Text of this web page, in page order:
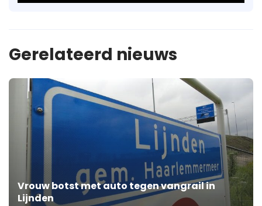
Gerelateerd nieuws
Vrouw botst met auto tegen vangrail in
Lijnden